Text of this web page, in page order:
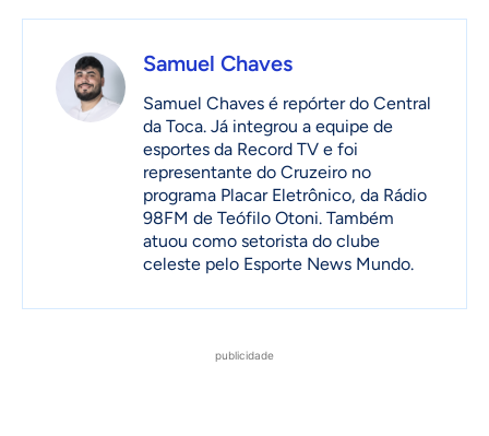
Samuel Chaves
Samuel Chaves é repórter do Central
da Toca. Já integrou a equipe de
esportes da Record TV e foi
representante do Cruzeiro no
programa Placar Eletrônico, da Rádio
98FM de Teófilo Otoni. Também
atuou como setorista do clube
celeste pelo Esporte News Mundo.
publicidade